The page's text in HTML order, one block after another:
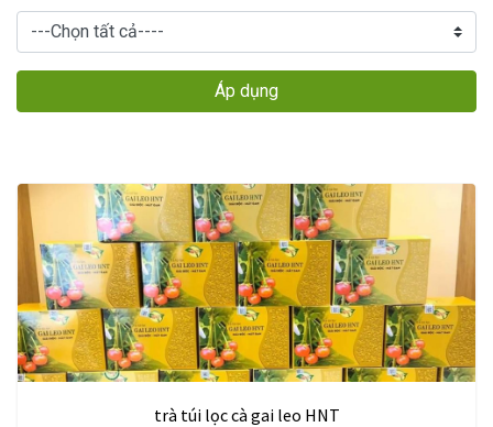
Áp dụng
trà túi lọc cà gai leo HNT